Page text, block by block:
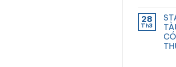
28
Th3